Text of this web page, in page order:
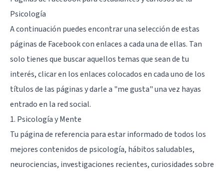
Psicología
A continuación puedes encontrar una selección de estas
páginas de Facebook con enlaces a cada una de ellas. Tan
solo tienes que buscar aquellos temas que sean de tu
interés, clicar en los enlaces colocados en cada uno de los
títulos de las páginas y darle a "me gusta" una vez hayas
entrado en la red social.
1. Psicología y Mente
Tu página de referencia para estar informado de todos los
mejores contenidos de psicología, hábitos saludables,
neurociencias, investigaciones recientes, curiosidades sobre